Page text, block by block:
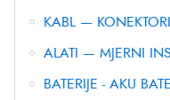
KABL — KONEKTORI
ALATI — MJERNI
BATERIJE - AKU